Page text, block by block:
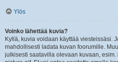
Ylös
Voinko lähettää kuvia?
Kyllä, kuvia voidaan käyttää viesteissäsi.
mahdollisesti ladata kuvan foorumille.
julkisesti saatavilla olevaan kuvaan, esim.